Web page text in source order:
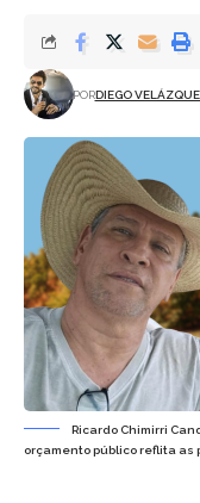
PORDIEGO
Ricardo Chimirri
orçamento público reflita as